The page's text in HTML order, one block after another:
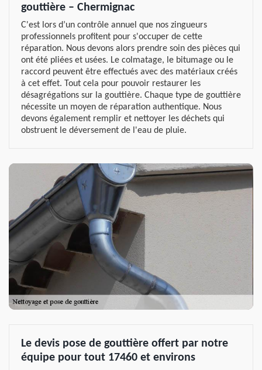
gouttière – Chermignac
C'est lors d’un contrôle annuel que nos zingueurs
professionnels profitent pour s'occuper de cette
réparation. Nous devons alors prendre soin des pièces qui
ont été pliées et usées. Le colmatage, le bitumage ou le
raccord peuvent être effectués avec des matériaux créés
à cet effet. Tout cela pour pouvoir restaurer les
désagrégations sur la gouttière. Chaque type de gouttière
nécessite un moyen de réparation authentique. Nous
devons également remplir et nettoyer les déchets qui
obstruent le déversement de l'eau de pluie.
Le devis pose de gouttière offert par notre
équipe pour tout 17460 et environs